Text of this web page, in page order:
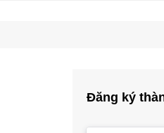
Đăng ký